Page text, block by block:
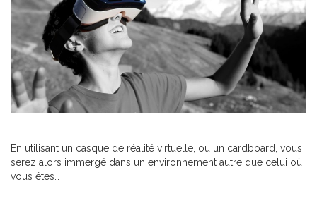
En utilisant un casque de réalité virtuelle, ou un cardboard, vous
serez alors immergé dans un environnement autre que celui où
vous êtes…